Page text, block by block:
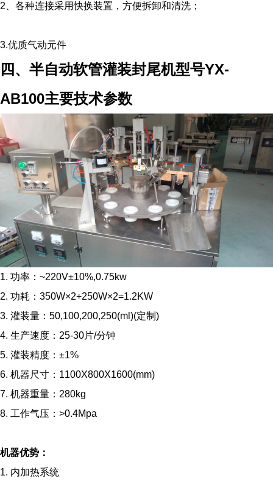
2、各种连接采用快换装置，方便拆卸和清洗；
3.优质气动元件
四、半自动软管灌装封尾机型号YX-
AB100主要技术参数
1. 功率：~220V±10%,0.75kw
2. 功耗：350W×2+250W×2=1.2KW
3. 灌装量：50,100,200,250(ml)(定制)
4. 生产速度：25-30片/分钟
5. 灌装精度：±1%
6. 机器尺寸：1100X800X1600(mm)
7. 机器重量：280kg
8. 工作气压：>0.4Mpa
机器优势：
1. 内加热系统